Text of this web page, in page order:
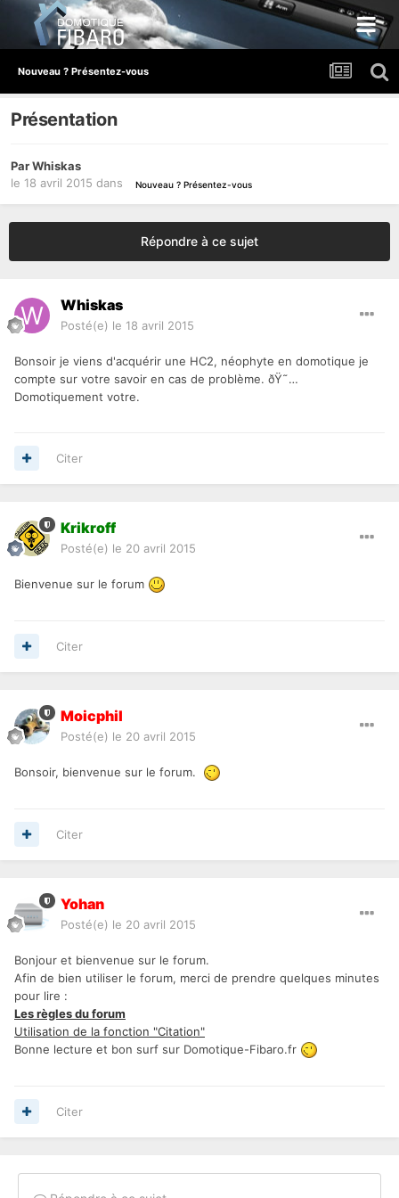
Nouveau ? Présentez-vous
Présentation
ParWhiskas
le 18 avril 2015 dans Nouveau ? Présentez-vous
Répondre à ce sujet
Whiskas
Posté(e) le 18 avril 2015
Bonsoir je viens d'acquérir une HC2, néophyte en domotique je
compte sur votre savoir en cas de problème. ðŸ˜…
Domotiquement votre.
Citer
Krikroff
Posté(e) le 20 avril 2015
Bienvenue sur le forum
Citer
Moicphil
Posté(e) le 20 avril 2015
Bonsoir, bienvenue sur le forum.
Citer
Yohan
Posté(e) le 20 avril 2015
Bonjour et bienvenue sur le forum.
Afin de bien utiliser le forum, merci de prendre quelques minutes
pour lire :
Les règles du forum
Utilisation de la fonction "Citation"
Bonne lecture et bon surf sur Domotique-Fibaro.fr
Citer